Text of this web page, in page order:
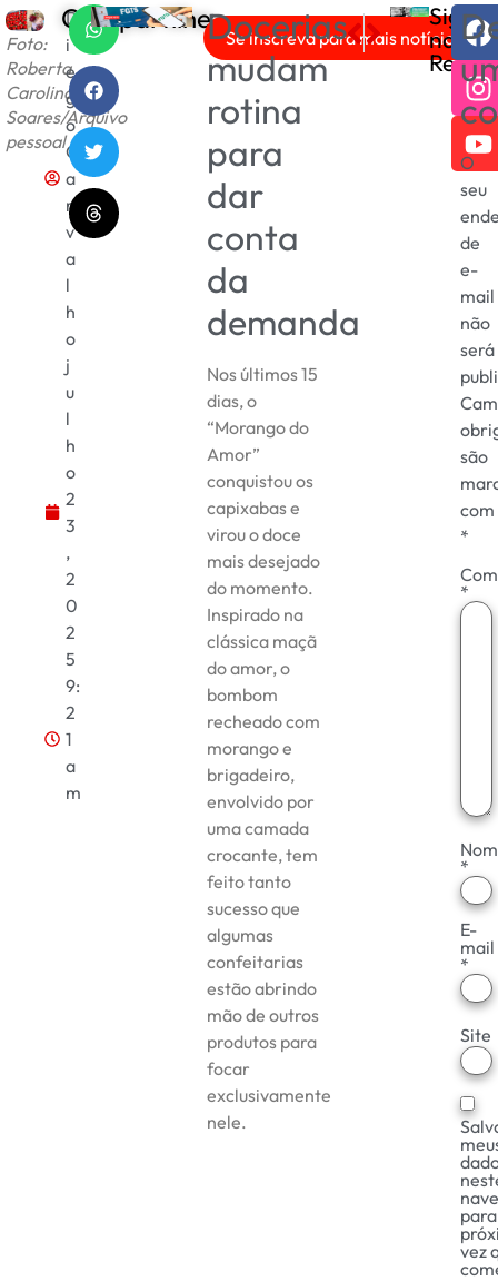
Foto:
Roberta
Carolina
Soares/Arquivo
pessoal
D
i
e
g
o
C
a
r
v
a
l
h
o
j
u
l
h
o
2
3
,
2
0
2
5
9:
2
1
a
m
Compartilhe
Se inscreva para mais notícias!
Docerias
mudam
rotina
para
dar
conta
da
demanda
Nos últimos 15
dias, o
“Morango do
Amor”
conquistou os
capixabas e
virou o doce
mais desejado
do momento.
Inspirado na
clássica maçã
do amor, o
bombom
recheado com
morango e
brigadeiro,
envolvido por
uma camada
crocante, tem
feito tanto
sucesso que
algumas
confeitarias
estão abrindo
mão de outros
produtos para
focar
exclusivamente
nele.
ANTERIOR
“Sister Hong”: o
PRÓXIMO
Paul Krugman: O Nobel
Sigam
nas
Redes
O
seu
de
e-
mail
não
será
são
com
*
*
*
E-
mail
*
Site
vez